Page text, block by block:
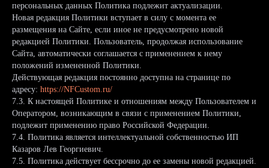
персональных данных Политика подлежит актуализации.
Новая редакция Политики вступает в силу с момента ее
размещения на Сайте, если иное не предусмотрено новой
редакцией Политики. Пользователь, продолжая использование
Сайта, автоматически соглашается с применением к нему
положений измененной Политики.
Действующая редакция постоянно доступна на странице по
адресу: https://NFCustom.ru/
7.3. К настоящей Политике и отношениям между Пользователем и
Оператором, возникающим в связи с применением Политики,
подлежит применению право Российской Федерации.
7.4. Политика является интеллектуальной собственностью ИП
Казаров Лев Георгиевич.
7.5. Политика действует бессрочно до ее замены новой редакцией.